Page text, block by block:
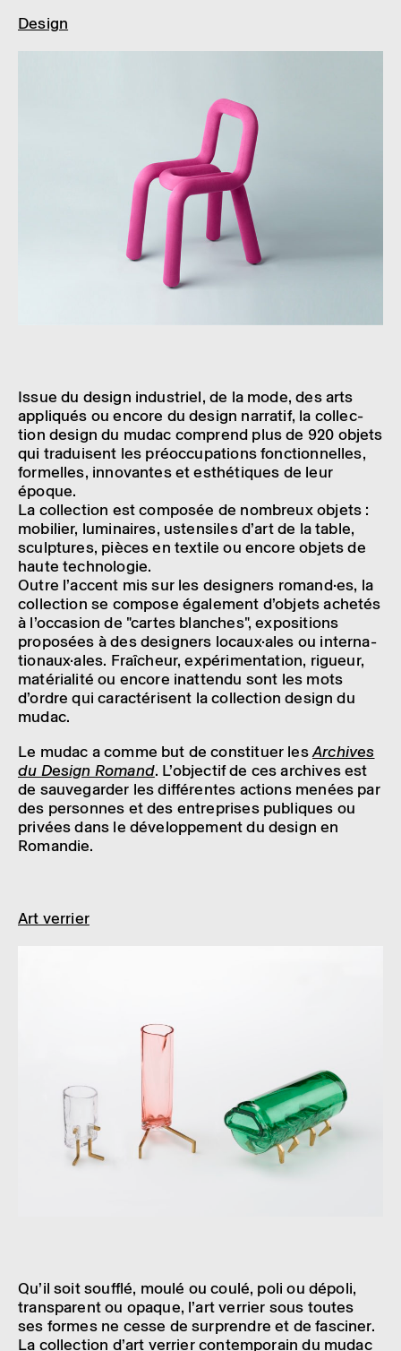
Design
Issue du design indus­triel, de la mode, des arts
appliqués ou encore du design narra­tif, la collec­
tion design du mudac comprend plus de 920 objets
qui traduisent les préoc­cu­pa­tions fonc­tion­nelles,
formelles, inno­vantes et esthé­tiques de leur
époque.
La collec­tion est compo­sée de nombreux objets :
mobi­lier, lumi­naires, usten­siles d’art de la table,
sculp­tures, pièces en textile ou encore objets de
haute tech­no­lo­gie.
Outre l’ac­cent mis sur les desi­gners romand·es, la
collec­tion se compose égale­ment d’objets ache­tés
à l’oc­ca­sion de "cartes blanches", expo­si­tions
propo­sées à des desi­gners locaux·ales ou inter­na­
tio­naux·ales. Fraî­cheur, expé­ri­men­ta­tion, rigueur,
maté­ria­lité ou encore inat­tendu sont les mots
d’ordre qui carac­té­risent la collec­tion design du
mudac.
Le mudac a comme but de consti­tuer lesArchives
du Design Romand. L’objec­tif de ces archives est
de sauve­gar­der les diffé­rentes actions menées par
des personnes et des entre­prises publiques ou
privées dans le déve­lop­pe­ment du design en
Roman­die.
Art verrier
Qu’il soit souf­flé, moulé ou coulé, poli ou dépoli,
trans­pa­rent ou opaque, l’art verrier sous toutes
ses formes ne cesse de surprendre et de fasci­ner.
La collec­tion d’art verrier contem­po­rain du mudac